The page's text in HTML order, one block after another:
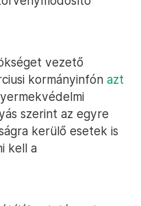
vezető
kormányinfón azt
szerint az egyre
kerülő esetek is
kell a